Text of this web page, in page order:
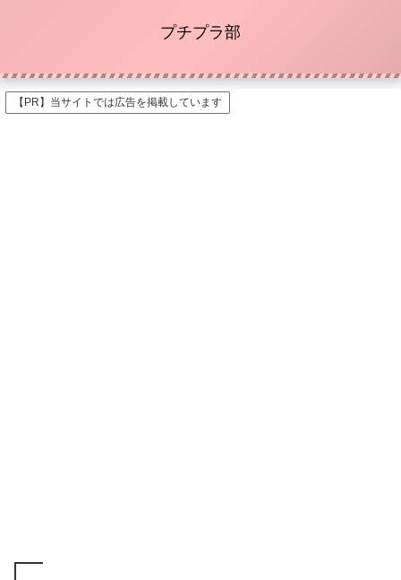
プチプラ部
【PR】当サイトでは広告を掲載しています